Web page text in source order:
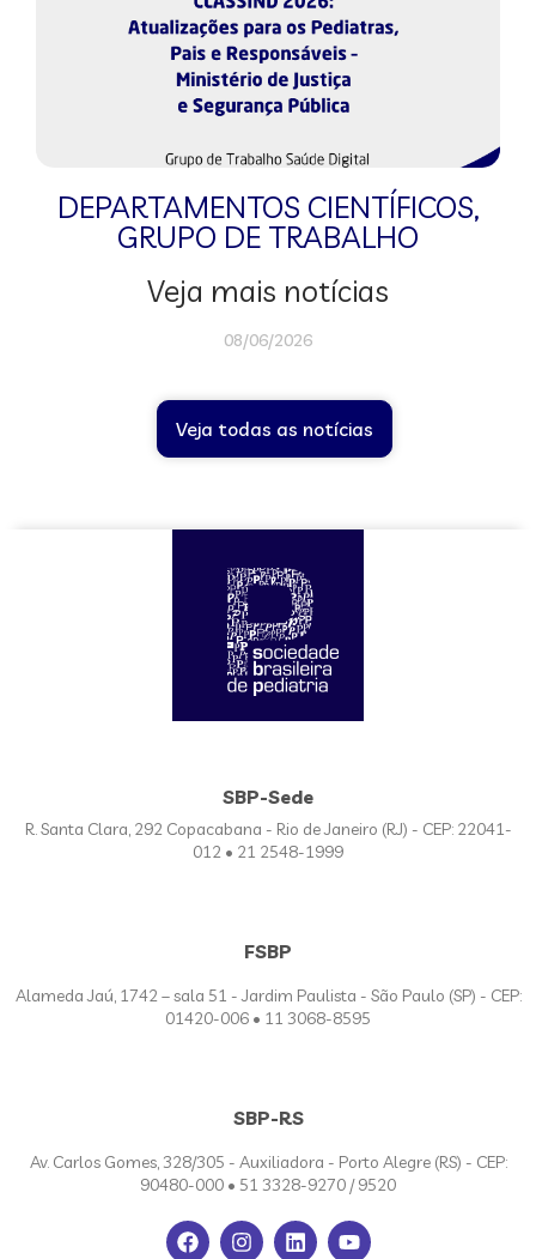
DEPARTAMENTOS CIENTÍFICOS,
GRUPO DE TRABALHO
Veja mais notícias
08/06/2026
Veja todas as notícias
SBP-Sede
R. Santa Clara, 292 Copacabana - Rio de Janeiro (RJ) - CEP: 22041-
012 • 21 2548-1999
FSBP
Alameda Jaú, 1742 – sala 51 - Jardim Paulista - São Paulo (SP) - CEP:
01420-006 • 11 3068-8595
SBP-RS
Av. Carlos Gomes, 328/305 - Auxiliadora - Porto Alegre (RS) - CEP:
90480-000 • 51 3328-9270 / 9520